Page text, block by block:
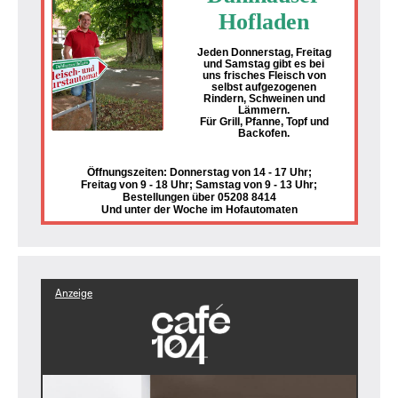
Hofladen
Jeden Donnerstag, Freitag
und Samstag gibt es bei
uns frisches Fleisch von
selbst aufgezogenen
Rindern, Schweinen und
Lämmern.
Für Grill, Pfanne, Topf und
Backofen.
Öffnungszeiten: Donnerstag von 14 - 17 Uhr;
Freitag von 9 - 18 Uhr; Samstag von 9 - 13 Uhr;
Bestellungen über 05208 8414
Und unter der Woche im Hofautomaten
Anzeige